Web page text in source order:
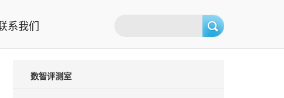
例
系我们
数智评测室